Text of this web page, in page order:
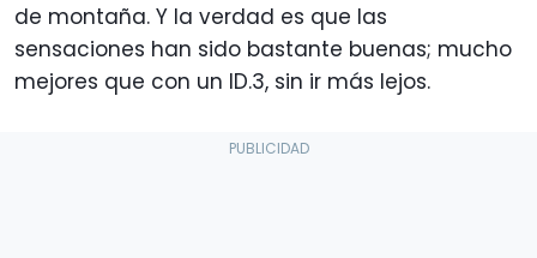
de montaña. Y la verdad es que las
sensaciones han sido bastante buenas; mucho
mejores que con un ID.3, sin ir más lejos.